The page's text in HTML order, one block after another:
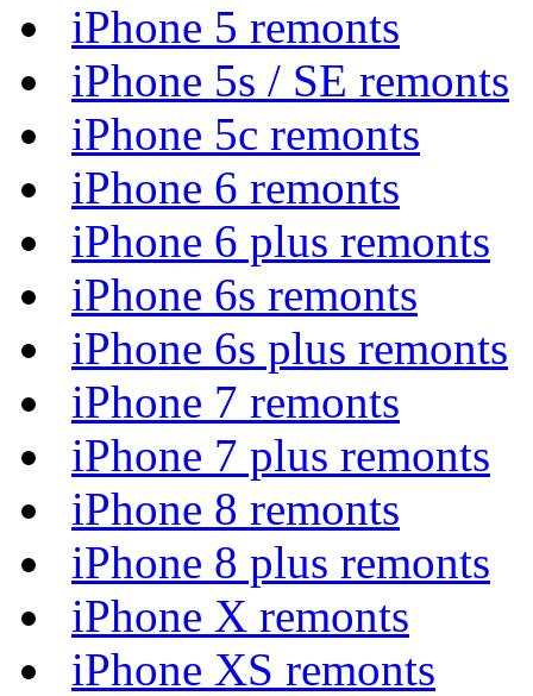
iPhone 5 remonts
iPhone 5s / SE remonts
iPhone 5c remonts
iPhone 6 remonts
iPhone 6 plus remonts
iPhone 6s remonts
iPhone 6s plus remonts
iPhone 7 remonts
iPhone 7 plus remonts
iPhone 8 remonts
iPhone 8 plus remonts
iPhone X remonts
iPhone XS remonts